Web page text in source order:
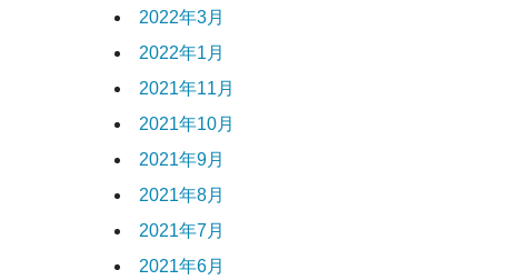
2022年3月
2022年1月
2021年11月
2021年10月
2021年9月
2021年8月
2021年7月
2021年6月